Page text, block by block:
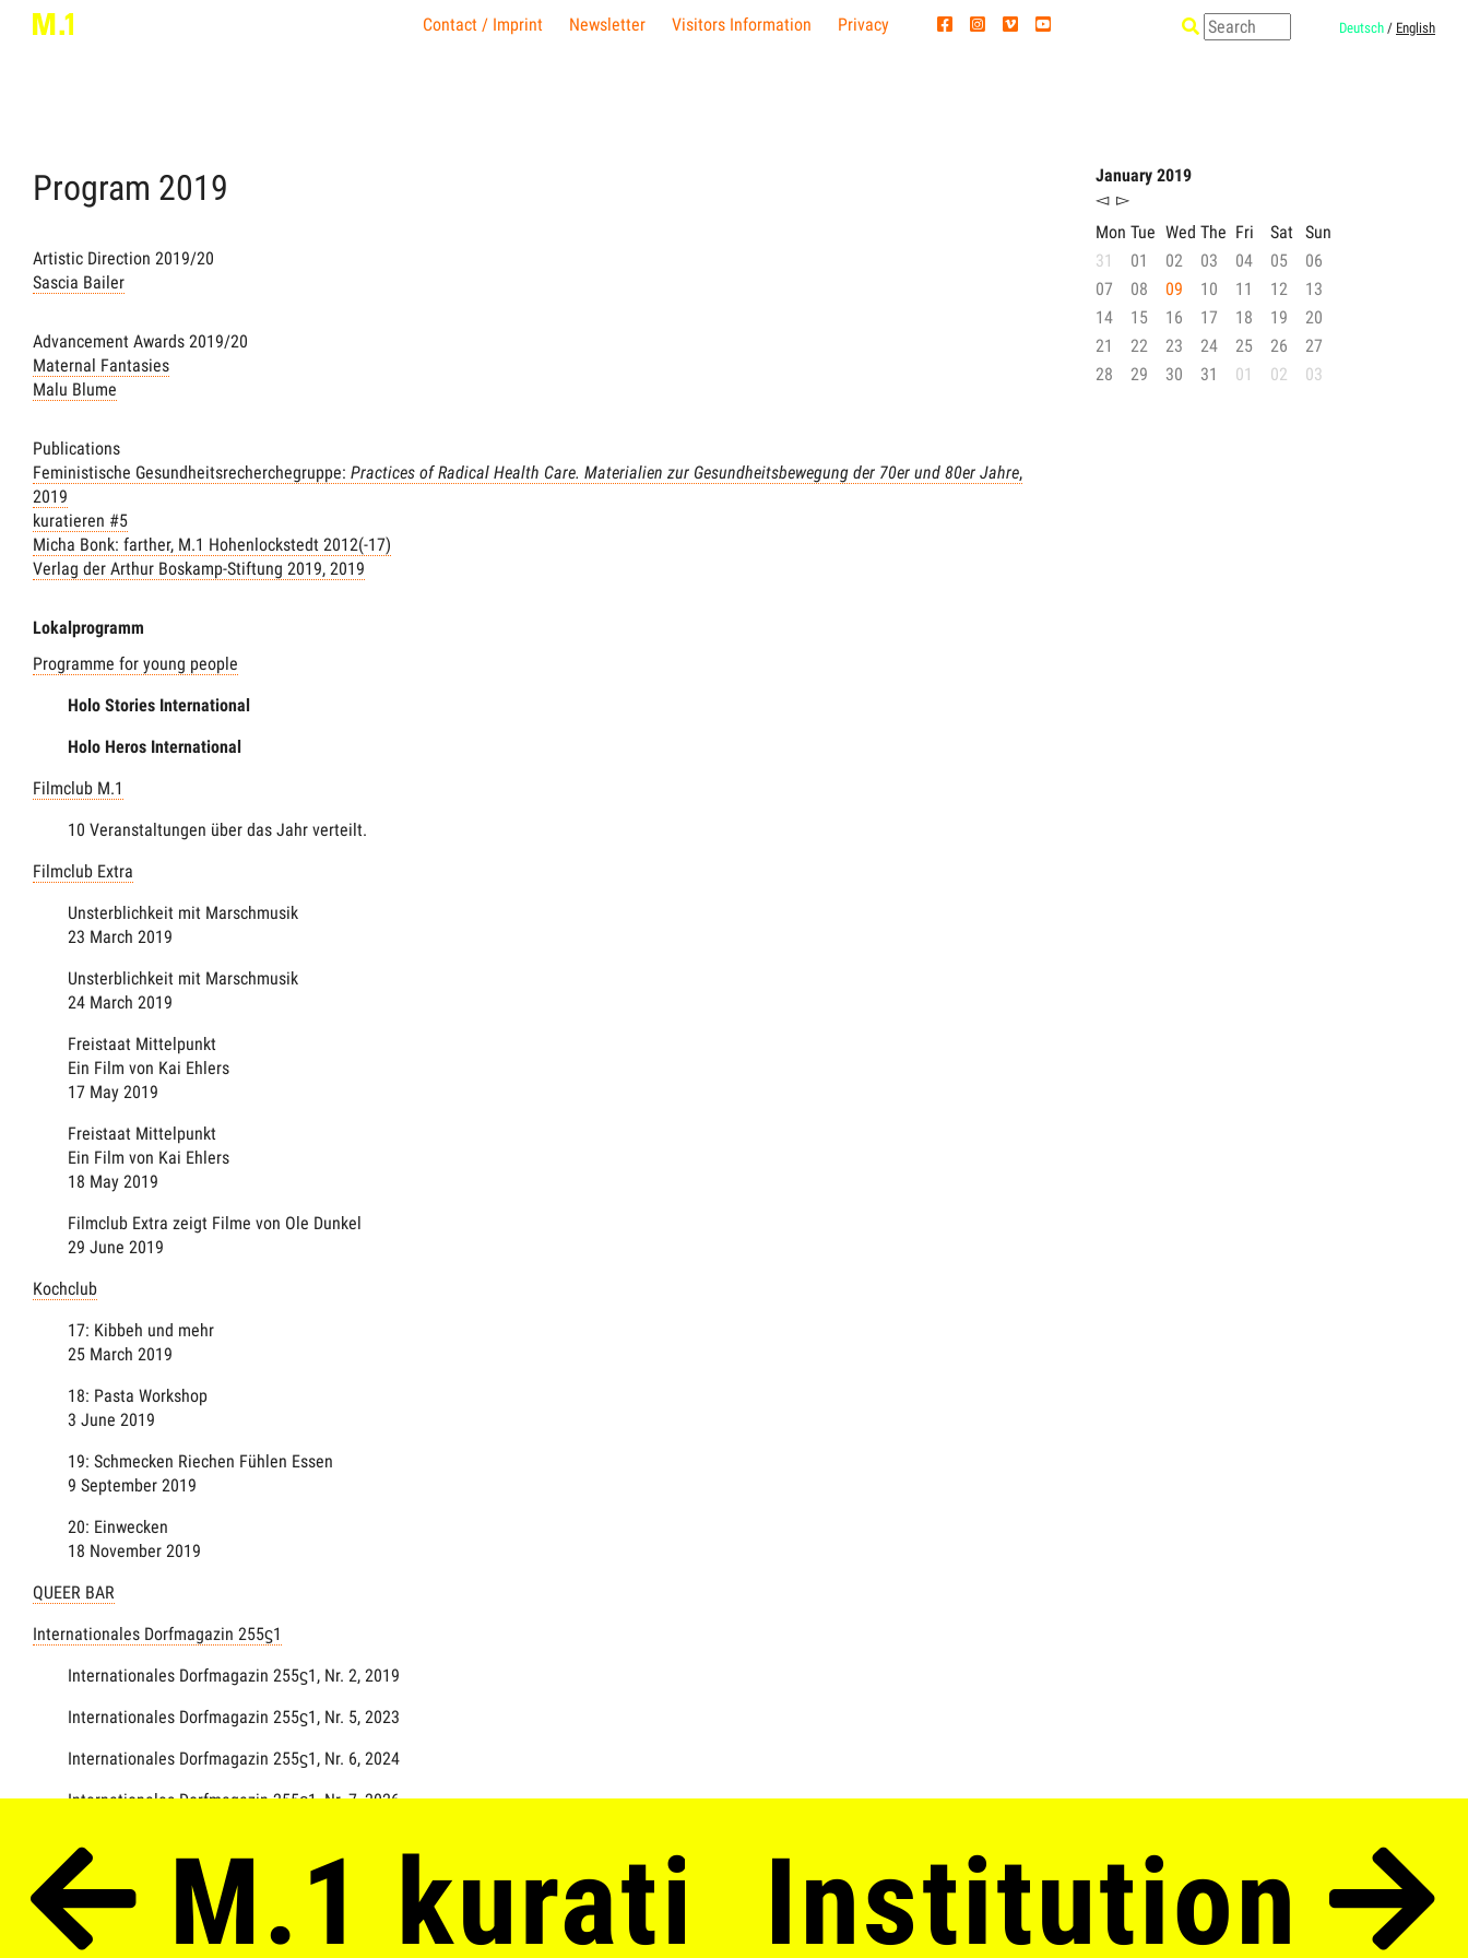
Contact / Imprint Newsletter Visitors Information Privacy Deutsch / English
Program 2019
Artistic Direction 2019/20
Sascia Bailer
Advancement Awards 2019/20
Maternal Fantasies
Malu Blume
Publications
Feministische Gesundheitsrecherchegruppe: Practices of Radical Health Care. Materialien zur Gesundheitsbewegung der 70er und 80er Jahre,
2019
kuratieren #5
Micha Bonk: farther, M.1 Hohenlockstedt 2012(-17)
Verlag der Arthur Boskamp-Stiftung 2019, 2019
Lokalprogramm
Programme for young people
Holo Stories International
Holo Heros International
Filmclub M.1
10 Veranstaltungen über das Jahr verteilt.
Filmclub Extra
Unsterblichkeit mit Marschmusik
23 March 2019
Unsterblichkeit mit Marschmusik
24 March 2019
Freistaat Mittelpunkt
Ein Film von Kai Ehlers
17 May 2019
Freistaat Mittelpunkt
Ein Film von Kai Ehlers
18 May 2019
Filmclub Extra zeigt Filme von Ole Dunkel
29 June 2019
Kochclub
17: Kibbeh und mehr
25 March 2019
18: Pasta Workshop
3 June 2019
19: Schmecken Riechen Fühlen Essen
9 September 2019
20: Einwecken
18 November 2019
QUEER BAR
Internationales Dorfmagazin 255ϛ1
Internationales Dorfmagazin 255ϛ1, Nr. 2, 2019
Internationales Dorfmagazin 255ϛ1, Nr. 5, 2023
Internationales Dorfmagazin 255ϛ1, Nr. 6, 2024
Internationales Dorfmagazin 255ϛ1, Nr. 7, 2026
More events
Tag der offenen Tür im M.1
January 2019
◅ ▻
Mon Tue Wed The Fri Sat Sun
31
01 02 03 04 05
06
07
08 09 10 11 12
13
14
15 16 17 18 19
20
21
22 23 24 25 26
27
28
29 30 31 01 02 03
M.1 kuratieren 2025/26
Institution